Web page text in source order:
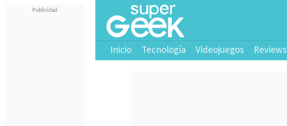
Inicio Tecnología Videojuegos Reviews